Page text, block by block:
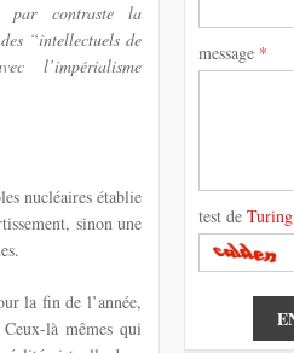
par contraste la
“intellectuels de
l’impérialisme
nucléaires établie
sinon une
la fin de l’année,
là mêmes qui
message *
test deTuring